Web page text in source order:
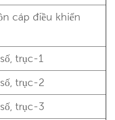
cáp điều khiển
trục-1
trục-2
trục-3